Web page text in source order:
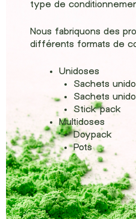
type de
Nous fabriquons des
différents formats de
Unidoses
Sachets
Sachets
Stick pack
Multidoses
Doypack
Pots